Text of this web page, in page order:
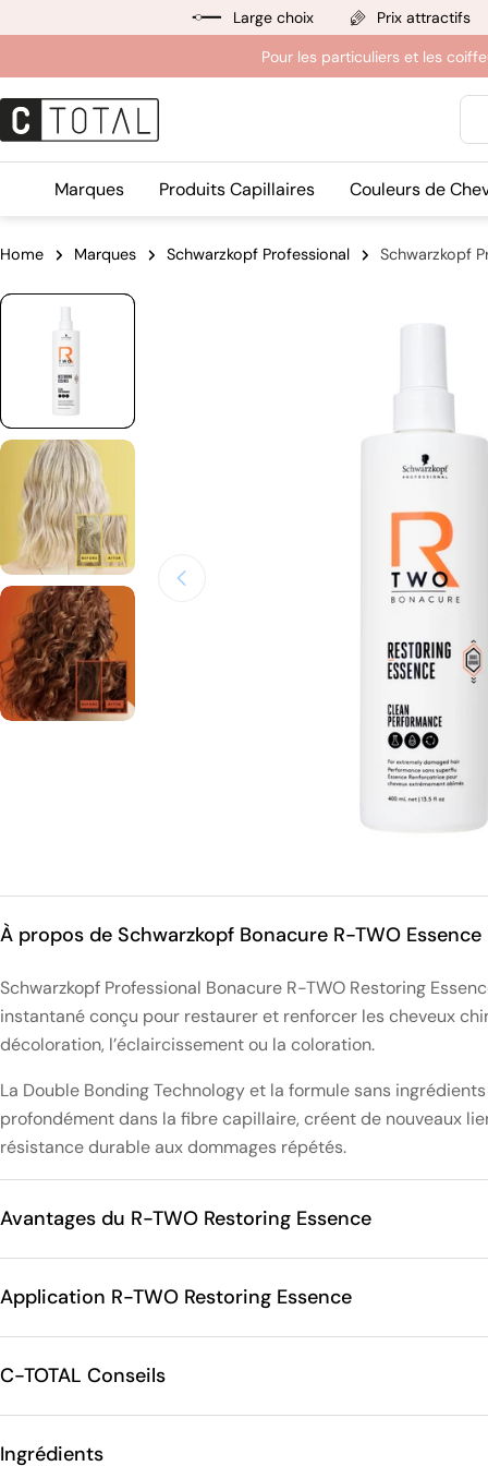
au
Large choix Prix attractifs
Pour les particuliers et les
Marques Produits Capillaires Couleurs de
Home Marques Schwarzkopf Professional Schwarzkopf
Ouvrir le média 0 en mode modal
À propos de Schwarzkopf Bonacure R-TWO Essence
Schwarzkopf Professional Bonacure R-TWO Restoring
instantané conçu pour restaurer et renforcer les cheveux
décoloration, l’éclaircissement ou la coloration.
La Double Bonding Technology et la formule sans
profondément dans la fibre capillaire, créent de nouveaux
résistance durable aux dommages répétés.
Avantages du R-TWO Restoring Essence
Application R-TWO Restoring Essence
C-TOTAL Conseils
Ingrédients